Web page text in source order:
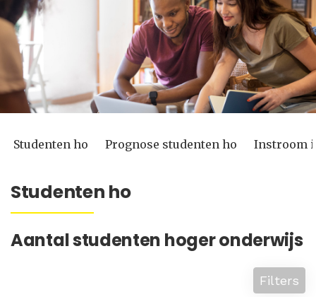
Studenten ho Prognose studenten ho Instroom
Studenten ho
Aantal studenten hoger onderwijs
Filters